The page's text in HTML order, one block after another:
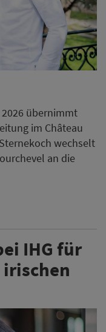
übernimmt
im Château
wechselt
an die
IHG für